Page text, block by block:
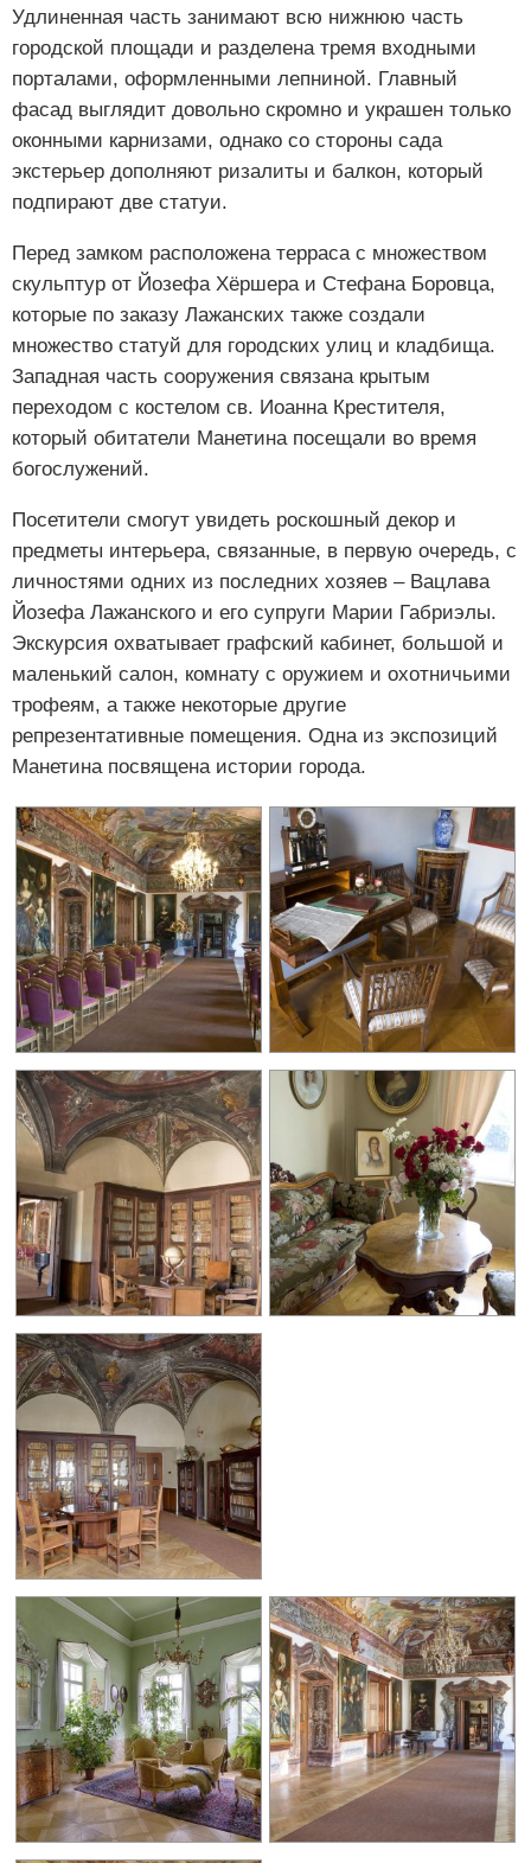
Удлиненная часть занимают всю нижнюю часть
городской площади и разделена тремя входными
порталами, оформленными лепниной. Главный
фасад выглядит довольно скромно и украшен только
оконными карнизами, однако со стороны сада
экстерьер дополняют ризалиты и балкон, который
подпирают две статуи.
Перед замком расположена терраса с множеством
скульптур от Йозефа Хёршера и Стефана Боровца,
которые по заказу Лажанских также создали
множество статуй для городских улиц и кладбища.
Западная часть сооружения связана крытым
переходом с костелом св. Иоанна Крестителя,
который обитатели Манетина посещали во время
богослужений.
Посетители смогут увидеть роскошный декор и
предметы интерьера, связанные, в первую очередь, с
личностями одних из последних хозяев – Вацлава
Йозефа Лажанского и его супруги Марии Габриэлы.
Экскурсия охватывает графский кабинет, большой и
маленький салон, комнату с оружием и охотничьими
трофеям, а также некоторые другие
репрезентативные помещения. Одна из экспозиций
Манетина посвящена истории города.